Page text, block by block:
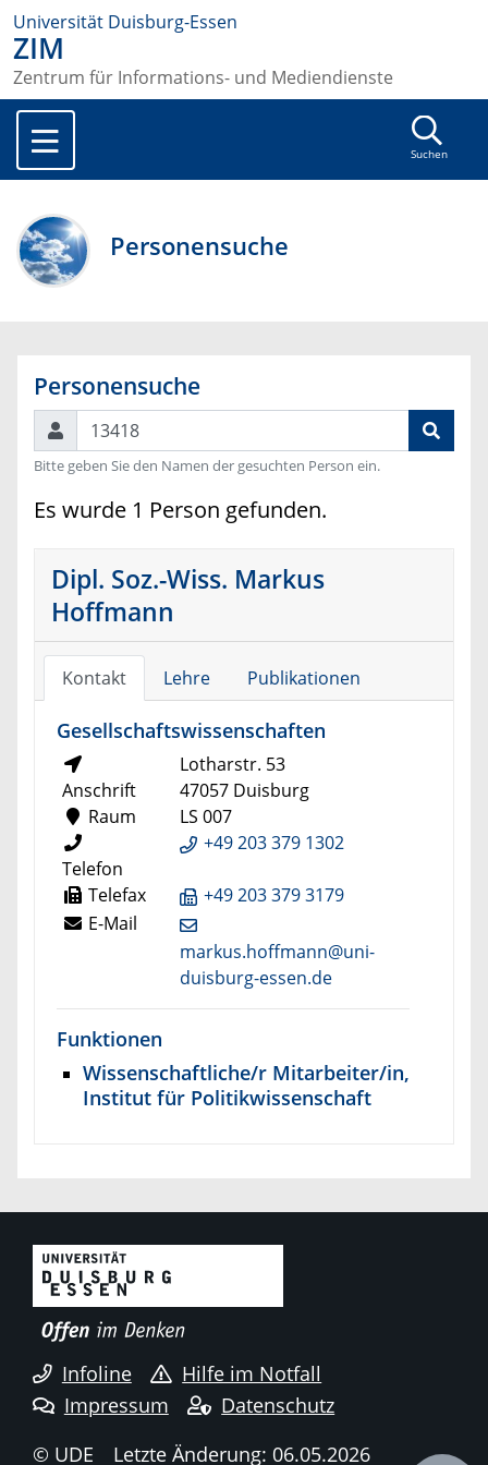
Universität Duisburg-Essen
ZIM
Zentrum für Informations- und Mediendienste
Suchen
Personensuche
Personensuche
Suchen
Bitte geben Sie den Namen der gesuchten Person ein.
Es wurde 1 Person gefunden.
Dipl. Soz.-Wiss. Markus
Hoffmann
Kontakt Lehre Publikationen
Gesellschaftswissenschaften
Anschrift
Lotharstr. 53
47057 Duisburg
Raum
LS 007
Telefon
+49 203 379 1302
Telefax
+49 203 379 3179
E-Mail
markus.hoffmann@uni-
duisburg-essen.de
Funktionen
Wissenschaftliche/r Mitarbeiter/in,
Institut für Politikwissenschaft
Infoline
Hilfe im Notfall
Impressum
Datenschutz
© UDE
Letzte Änderung: 06.05.2026